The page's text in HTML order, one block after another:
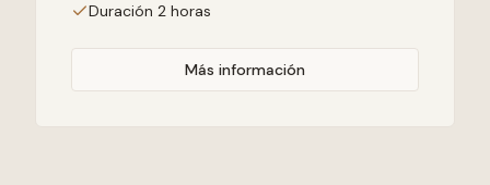
Duración 2 horas
Más información